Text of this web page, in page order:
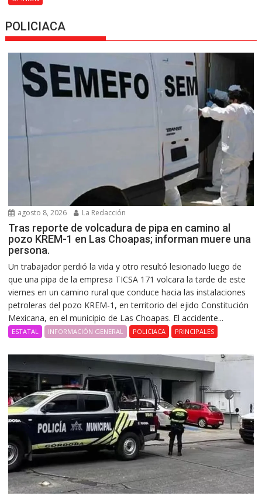
POLICIACA
agosto 8, 2026 La Redacción
Tras reporte de volcadura de pipa en camino al
pozo KREM-1 en Las Choapas; informan muere una
persona.
Un trabajador perdió la vida y otro resultó lesionado luego de
que una pipa de la empresa TICSA 171 volcara la tarde de este
viernes en un camino rural que conduce hacia las instalaciones
petroleras del pozo KREM-1, en territorio del ejido Constitución
Mexicana, en el municipio de Las Choapas. El accidente...
ESTATAL INFORMACIÓN GENERAL POLICIACA PRINCIPALES